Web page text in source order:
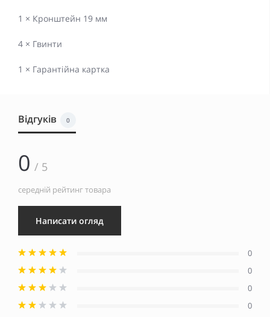
1 × Кронштейн 19 мм
4 × Гвинти
1 × Гарантійна картка
Відгуків 0
0 / 5
середній рейтинг товара
Написати огляд
0
0
0
0